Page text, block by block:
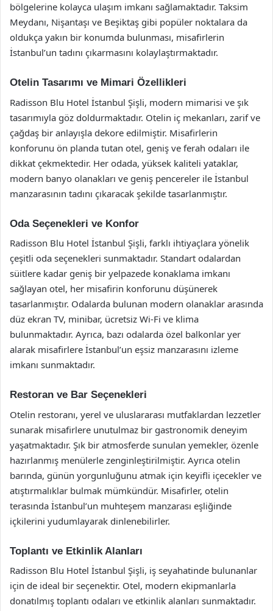
bölgelerine kolayca ulaşım imkanı sağlamaktadır. Taksim
Meydanı, Nişantaşı ve Beşiktaş gibi popüler noktalara da
oldukça yakın bir konumda bulunması, misafirlerin
İstanbul’un tadını çıkarmasını kolaylaştırmaktadır.
Otelin Tasarımı ve Mimari Özellikleri
Radisson Blu Hotel İstanbul Şişli, modern mimarisi ve şık
tasarımıyla göz doldurmaktadır. Otelin iç mekanları, zarif ve
çağdaş bir anlayışla dekore edilmiştir. Misafirlerin
konforunu ön planda tutan otel, geniş ve ferah odaları ile
dikkat çekmektedir. Her odada, yüksek kaliteli yataklar,
modern banyo olanakları ve geniş pencereler ile İstanbul
manzarasının tadını çıkaracak şekilde tasarlanmıştır.
Oda Seçenekleri ve Konfor
Radisson Blu Hotel İstanbul Şişli, farklı ihtiyaçlara yönelik
çeşitli oda seçenekleri sunmaktadır. Standart odalardan
süitlere kadar geniş bir yelpazede konaklama imkanı
sağlayan otel, her misafirin konforunu düşünerek
tasarlanmıştır. Odalarda bulunan modern olanaklar arasında
düz ekran TV, minibar, ücretsiz Wi-Fi ve klima
bulunmaktadır. Ayrıca, bazı odalarda özel balkonlar yer
alarak misafirlere İstanbul’un eşsiz manzarasını izleme
imkanı sunmaktadır.
Restoran ve Bar Seçenekleri
Otelin restoranı, yerel ve uluslararası mutfaklardan lezzetler
sunarak misafirlere unutulmaz bir gastronomik deneyim
yaşatmaktadır. Şık bir atmosferde sunulan yemekler, özenle
hazırlanmış menülerle zenginleştirilmiştir. Ayrıca otelin
barında, günün yorgunluğunu atmak için keyifli içecekler ve
atıştırmalıklar bulmak mümkündür. Misafirler, otelin
terasında İstanbul’un muhteşem manzarası eşliğinde
içkilerini yudumlayarak dinlenebilirler.
Toplantı ve Etkinlik Alanları
Radisson Blu Hotel İstanbul Şişli, iş seyahatinde bulunanlar
için de ideal bir seçenektir. Otel, modern ekipmanlarla
donatılmış toplantı odaları ve etkinlik alanları sunmaktadır.